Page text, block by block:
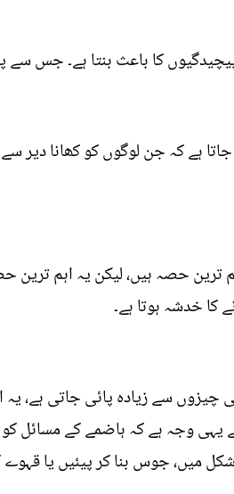
کا باعث بنتا ہے۔ جس سے
جاتا ہے کہ جن لوگوں کو کھانا
حصہ ہیں، لیکن یہ اہم
کا خدشہ ہوتا ہے۔
سے زیادہ پائی جاتی ہے،
یہی وجہ ہے کہ ہاضمے کے
میں، جوس بنا کر پیئیں یا